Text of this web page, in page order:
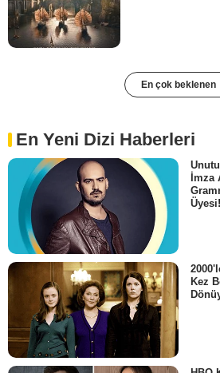
En çok beklenen
En Yeni Dizi Haberleri
İmza
Üyesi!
Kez